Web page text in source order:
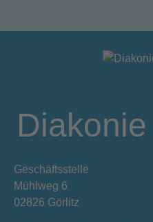
Geschäftsstelle
Mühlweg 6
02826 Görlitz